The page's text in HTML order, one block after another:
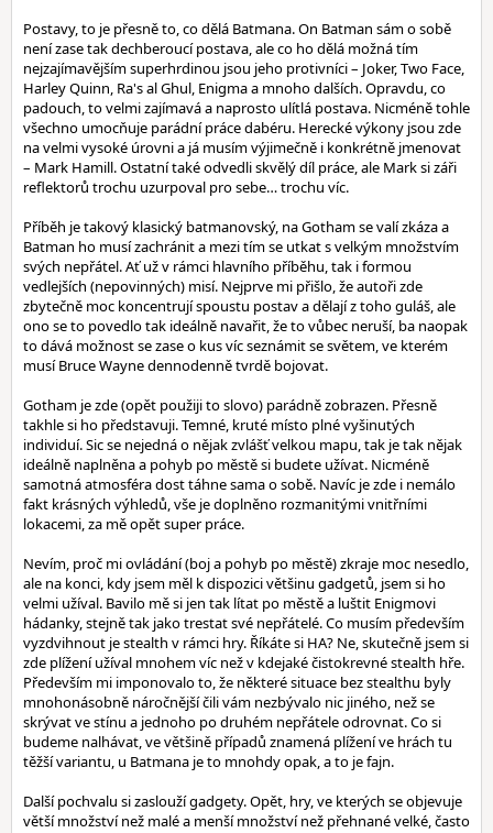
Postavy, to je přesně to, co dělá Batmana. On Batman sám o sobě
není zase tak dechberoucí postava, ale co ho dělá možná tím
nejzajímavějším superhrdinou jsou jeho protivníci – Joker, Two Face,
Harley Quinn, Ra's al Ghul, Enigma a mnoho dalších. Opravdu, co
padouch, to velmi zajímavá a naprosto ulítlá postava. Nicméně tohle
všechno umocňuje parádní práce dabéru. Herecké výkony jsou zde
na velmi vysoké úrovni a já musím výjimečně i konkrétně jmenovat
– Mark Hamill. Ostatní také odvedli skvělý díl práce, ale Mark si záři
reflektorů trochu uzurpoval pro sebe… trochu víc.
Příběh je takový klasický batmanovský, na Gotham se valí zkáza a
Batman ho musí zachránit a mezi tím se utkat s velkým množstvím
svých nepřátel. Ať už v rámci hlavního příběhu, tak i formou
vedlejších (nepovinných) misí. Nejprve mi přišlo, že autoři zde
zbytečně moc koncentrují spoustu postav a dělají z toho guláš, ale
ono se to povedlo tak ideálně navařit, že to vůbec neruší, ba naopak
to dává možnost se zase o kus víc seznámit se světem, ve kterém
musí Bruce Wayne dennodenně tvrdě bojovat.
Gotham je zde (opět použiji to slovo) parádně zobrazen. Přesně
takhle si ho představuji. Temné, kruté místo plné vyšinutých
individuí. Sic se nejedná o nějak zvlášť velkou mapu, tak je tak nějak
ideálně naplněna a pohyb po městě si budete užívat. Nicméně
samotná atmosféra dost táhne sama o sobě. Navíc je zde i nemálo
fakt krásných výhledů, vše je doplněno rozmanitými vnitřními
lokacemi, za mě opět super práce.
Nevím, proč mi ovládání (boj a pohyb po městě) zkraje moc nesedlo,
ale na konci, kdy jsem měl k dispozici většinu gadgetů, jsem si ho
velmi užíval. Bavilo mě si jen tak lítat po městě a luštit Enigmovi
hádanky, stejně tak jako trestat své nepřátelé. Co musím především
vyzdvihnout je stealth v rámci hry. Říkáte si HA? Ne, skutečně jsem si
zde plížení užíval mnohem víc než v kdejaké čistokrevné stealth hře.
Především mi imponovalo to, že některé situace bez stealthu byly
mnohonásobně náročnější čili vám nezbývalo nic jiného, než se
skrývat ve stínu a jednoho po druhém nepřátele odrovnat. Co si
budeme nalhávat, ve většině případů znamená plížení ve hrách tu
těžší variantu, u Batmana je to mnohdy opak, a to je fajn.
Další pochvalu si zaslouží gadgety. Opět, hry, ve kterých se objevuje
větší množství než malé a menší množství než přehnané velké, často